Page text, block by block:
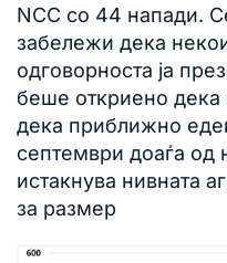
NCC со 44 напади.
забележи дека
одговорноста ја
беше откриено дека
дека приближно
септември доаѓа од
истакнува нивната
за размер